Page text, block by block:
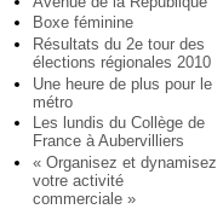
Boxe féminine
Résultats du 2e tour des
élections régionales 2010
Une heure de plus pour le
métro
Les lundis du Collège de
France à Aubervilliers
« Organisez et dynamisez
votre activité
commerciale »